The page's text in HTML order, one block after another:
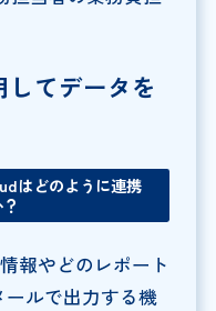
てデータを
はどのように連携
報やどのレポート
ールで出力する機